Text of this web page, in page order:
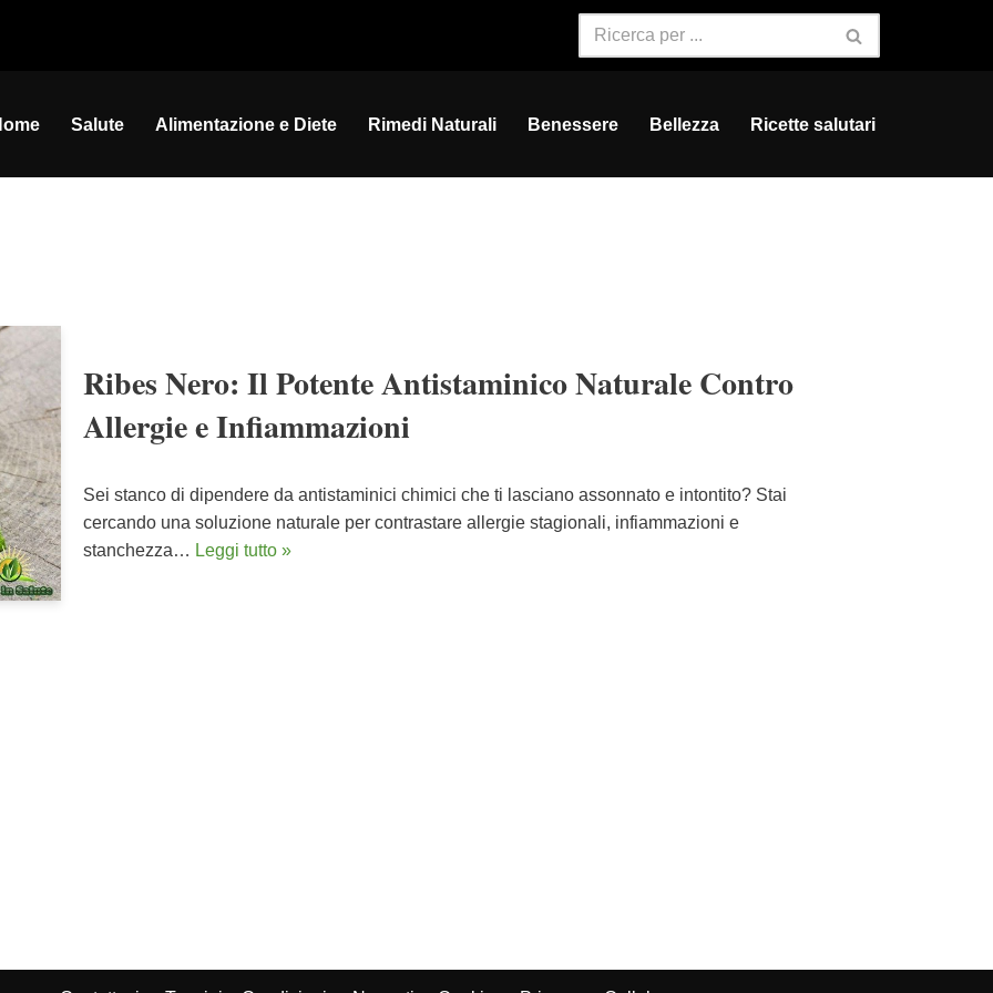
Salute Alimentazione e Diete Rimedi Naturali Benessere Bellezza Ricette salutari
Ribes Nero: Il Potente Antistaminico Naturale Contro
Allergie e Infiammazioni
Sei stanco di dipendere da antistaminici chimici che ti lasciano assonnato e intontito? Stai
cercando una soluzione naturale per contrastare allergie stagionali, infiammazioni e
stanchezza… Leggi tutto »